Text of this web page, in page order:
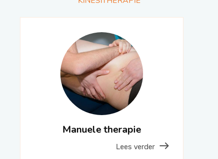
Manuele therapie
Lees verder